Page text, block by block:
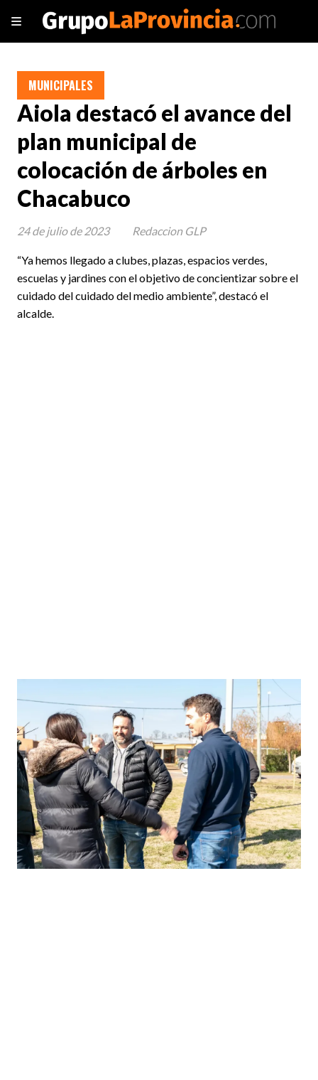
Aiola destacó el avance del
plan municipal de
colocación de árboles en
Chacabuco
“Ya hemos llegado a clubes, plazas, espacios verdes,
escuelas y jardines con el objetivo de concientizar sobre el
cuidado del cuidado del medio ambiente”, destacó el
alcalde.
MUNICIPALES
24 de julio de 2023 Redaccion GLP